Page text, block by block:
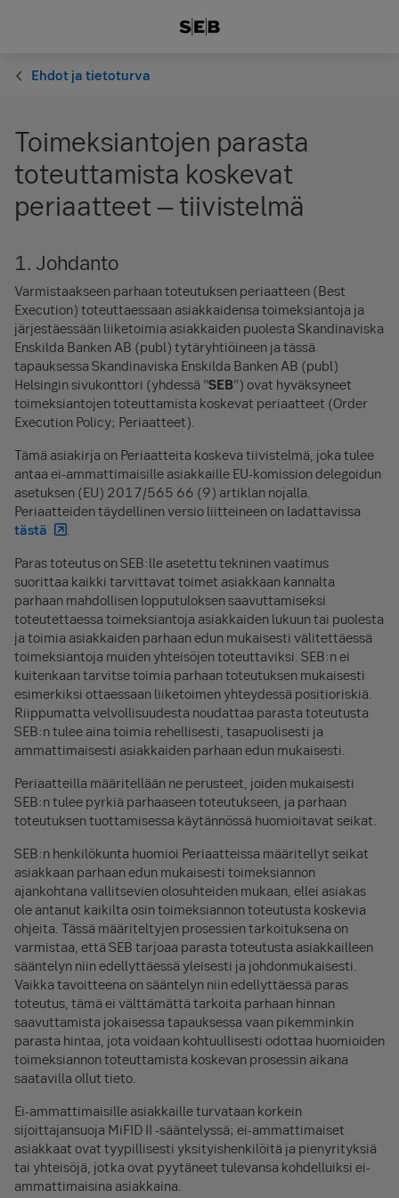
Ehdot ja tietoturva
Toimeksiantojen parasta
toteuttamista koskevat
periaatteet – tiivistelmä
1. Johdanto
Varmistaakseen parhaan toteutuksen periaatteen (Best
Execution) toteuttaessaan asiakkaidensa toimeksiantoja ja
järjestäessään liiketoimia asiakkaiden puolesta Skandinaviska
Enskilda Banken AB (publ) tytäryhtiöineen ja tässä
tapauksessa Skandinaviska Enskilda Banken AB (publ)
Helsingin sivukonttori (yhdessä ”SEB”) ovat hyväksyneet
toimeksiantojen toteuttamista koskevat periaatteet (Order
Execution Policy; Periaatteet).
Tämä asiakirja on Periaatteita koskeva tiivistelmä, joka tulee
antaa ei-ammattimaisille asiakkaille EU-komission delegoidun
asetuksen (EU) 2017/565 66 (9) artiklan nojalla.
Periaatteiden täydellinen versio liitteineen on ladattavissa
tästä
.
Paras toteutus on SEB:lle asetettu tekninen vaatimus
suorittaa kaikki tarvittavat toimet asiakkaan kannalta
parhaan mahdollisen lopputuloksen saavuttamiseksi
toteutettaessa toimeksiantoja asiakkaiden lukuun tai puolesta
ja toimia asiakkaiden parhaan edun mukaisesti välitettäessä
toimeksiantoja muiden yhteisöjen toteuttaviksi. SEB:n ei
kuitenkaan tarvitse toimia parhaan toteutuksen mukaisesti
esimerkiksi ottaessaan liiketoimen yhteydessä positioriskiä.
Riippumatta velvollisuudesta noudattaa parasta toteutusta
SEB:n tulee aina toimia rehellisesti, tasapuolisesti ja
ammattimaisesti asiakkaiden parhaan edun mukaisesti.
Periaatteilla määritellään ne perusteet, joiden mukaisesti
SEB:n tulee pyrkiä parhaaseen toteutukseen, ja parhaan
toteutuksen tuottamisessa käytännössä huomioitavat seikat.
SEB:n henkilökunta huomioi Periaatteissa määritellyt seikat
asiakkaan parhaan edun mukaisesti toimeksiannon
ajankohtana vallitsevien olosuhteiden mukaan, ellei asiakas
ole antanut kaikilta osin toimeksiannon toteutusta koskevia
ohjeita. Tässä määriteltyjen prosessien tarkoituksena on
varmistaa, että SEB tarjoaa parasta toteutusta asiakkailleen
sääntelyn niin edellyttäessä yleisesti ja johdonmukaisesti.
Vaikka tavoitteena on sääntelyn niin edellyttäessä paras
toteutus, tämä ei välttämättä tarkoita parhaan hinnan
saavuttamista jokaisessa tapauksessa vaan pikemminkin
parasta hintaa, jota voidaan kohtuullisesti odottaa huomioiden
toimeksiannon toteuttamista koskevan prosessin aikana
saatavilla ollut tieto.
Ei-ammattimaisille asiakkaille turvataan korkein
sijoittajansuoja MiFID II -sääntelyssä; ei-ammattimaiset
asiakkaat ovat tyypillisesti yksityishenkilöitä ja pienyrityksiä
tai yhteisöjä, jotka ovat pyytäneet tulevansa kohdelluiksi ei-
ammattimaisina asiakkaina.